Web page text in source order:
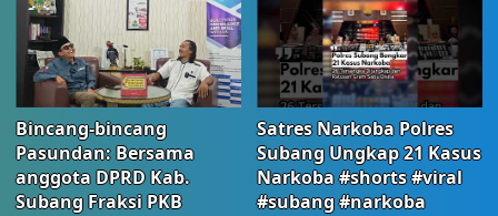
Bincang-bincang
Pasundan: Bersama
anggota DPRD Kab.
Subang Fraksi PKB
Satres Narkoba Polres
Subang Ungkap 21 Kasus
Narkoba #shorts #viral
#subang #narkoba